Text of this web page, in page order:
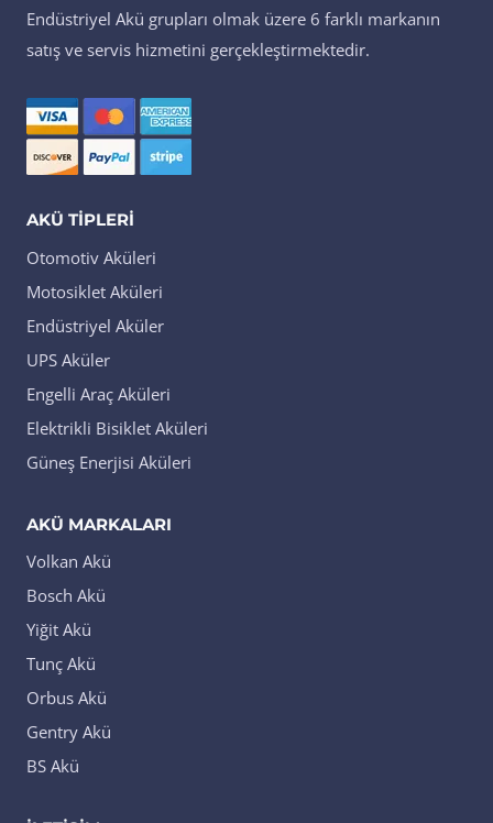
Endüstriyel Akü grupları olmak üzere 6 farklı markanın
satış ve servis hizmetini gerçekleştirmektedir.
AKÜ TIPLERI
Otomotiv Aküleri
Motosiklet Aküleri
Endüstriyel Aküler
UPS Aküler
Engelli Araç Aküleri
Elektrikli Bisiklet Aküleri
Güneş Enerjisi Aküleri
AKÜ MARKALARI
Volkan Akü
Bosch Akü
Yiğit Akü
Tunç Akü
Orbus Akü
Gentry Akü
BS Akü